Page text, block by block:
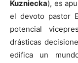
Kuzniecka), es
el devoto pastor
potencial
drásticas
edifica un